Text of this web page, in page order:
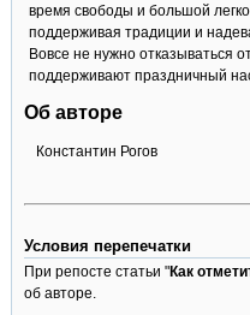
время свободы и большой
поддерживая традиции и
Вовсе не нужно отказываться
поддерживают праздничный
Об авторе
Константин Рогов
Условия перепечатки
При репосте статьи "Как
об авторе.